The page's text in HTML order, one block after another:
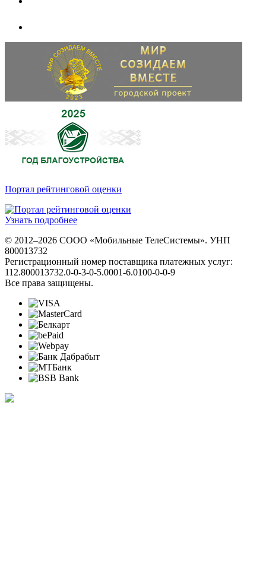
Портал рейтинговой оценки
Узнать подробнее
© 2012–2026 СООО «Мобильные ТелеСистемы». УНП
800013732
Регистрационный номер поставщика платежных услуг:
112.800013732.0-0-3-0-5.0001-6.0100-0-0-9
Все права защищены.